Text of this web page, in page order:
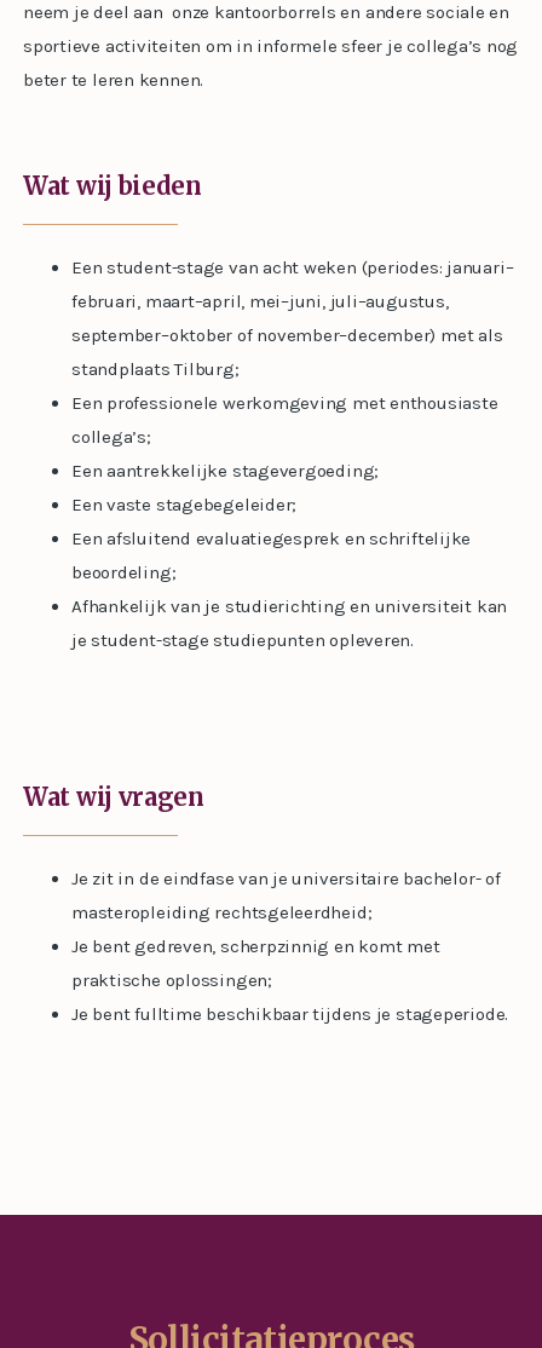
neem je deel aan onze kantoorborrels en andere sociale en
sportieve activiteiten om in informele sfeer je collega’s nog
beter te leren kennen.
Wat wij bieden
Een student-stage van acht weken (periodes: januari–
februari, maart–april, mei–juni, juli–augustus,
september–oktober of november–december) met als
standplaats Tilburg;
Een professionele werkomgeving met enthousiaste
collega’s;
Een aantrekkelijke stagevergoeding;
Een vaste stagebegeleider;
Een afsluitend evaluatiegesprek en schriftelijke
beoordeling;
Afhankelijk van je studierichting en universiteit kan
je student-stage studiepunten opleveren.
Wat wij vragen
Je zit in de eindfase van je universitaire bachelor- of
masteropleiding rechtsgeleerdheid;
Je bent gedreven, scherpzinnig en komt met
praktische oplossingen;
Je bent fulltime beschikbaar tijdens je stageperiode.